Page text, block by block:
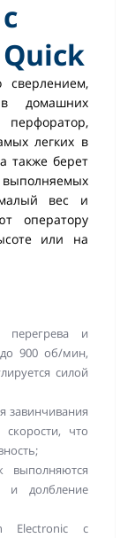
сверлением,
домашних
легких в
также берет
малый вес и
оператору
или на
и
до 900 об/мин,
силой
завинчивания
что
и долбление
Electronic с